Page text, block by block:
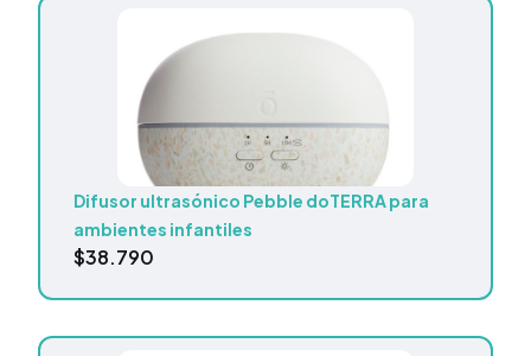
Difusor ultrasónico Pebble doTERRA para
ambientes infantiles
$38.790